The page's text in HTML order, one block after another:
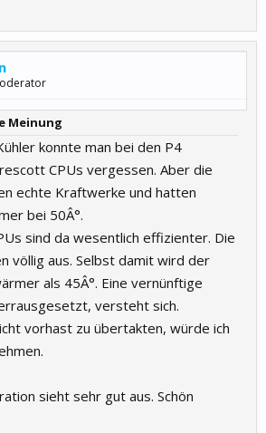
Meinung
konnte man bei den P4
CPUs vergessen. Aber die
echte Kraftwerke und hatten
bei 50Â°.
sind da wesentlich effizienter. Die
völlig aus. Selbst damit wird der
als 45Â°. Eine vernünftige
versteht sich.
vorhast zu übertakten, würde ich
sieht sehr gut aus. Schön